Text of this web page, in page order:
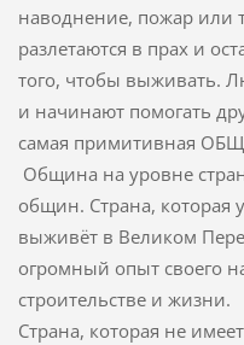
наводнение, пожар или
разлетаются в прах и
того, чтобы выживать.
и начинают помогать
самая примитивная
Община на уровне
общин. Страна, которая
выживёт в Великом
огромный опыт своего
строительстве и жизни.
Страна, которая не